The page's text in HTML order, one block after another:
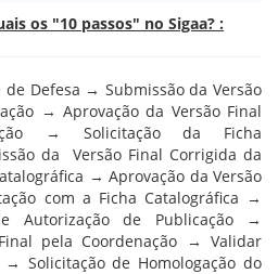
os "10 passos" no Sigaa? :
de Defesa → Submissão da Versão
→ Aprovação da Versão Final
→ Solicitação da Ficha
da Versão Final Corrigida da
→ Aprovação da Versão
com a Ficha Catalográfica →
Autorização de Publicação →
pela Coordenação → Validar
Solicitação de Homologação do